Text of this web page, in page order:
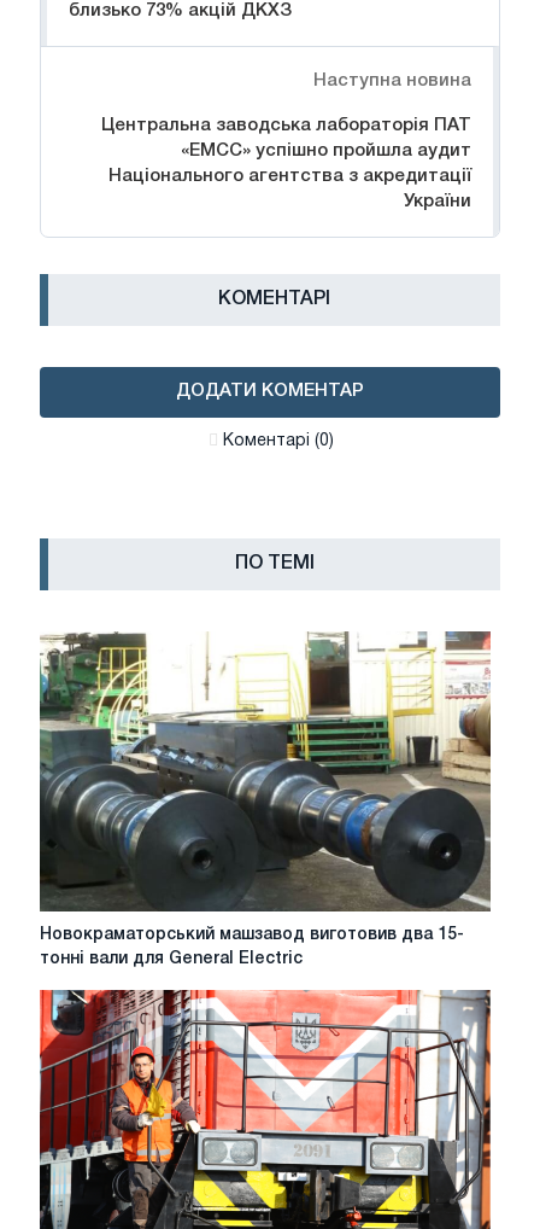
близько 73% акцій ДКХЗ
Наступна новина
Центральна заводська лабораторія ПАТ
«ЕМСС» успішно пройшла аудит
Національного агентства з акредитації
України
КОМЕНТАРІ
ДОДАТИ КОМЕНТАР
Коментарі (0)
ПО ТЕМІ
Новокраматорський
машзавод
два
15-
тонні
вали
для
General
Electric
Новокраматорський машзавод виготовив два 15-
тонні вали для General Electric